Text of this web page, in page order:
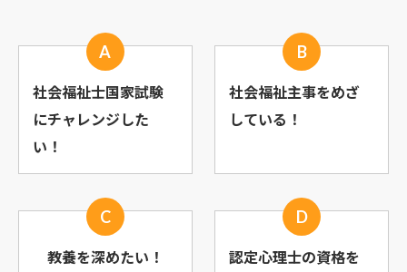
A
社会福祉士国家試験
にチャレンジした
い！
B
社会福祉主事をめざ
している！
C
教養を深めたい！
D
認定心理士の資格を